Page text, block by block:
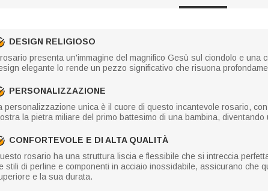
DESIGN RELIGIOSO
presenta un'immagine del magnifico Gesù sul ciondolo e
elegante lo rende un pezzo significativo che risuona
PERSONALIZZAZIONE
personalizzazione unica è il cuore di questo incantevole rosario,
la pietra miliare del primo battesimo di una bambina,
CONFORTEVOLE E DI ALTA QUALITÀ
rosario ha una struttura liscia e flessibile che si intreccia
stili di perline e componenti in acciaio inossidabile, assicurano che
e la sua durata.